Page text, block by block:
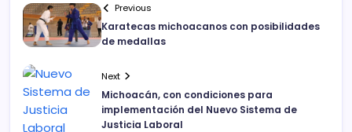
Previous
Karatecas michoacanos con posibilidades
de medallas
Next
Michoacán, con condiciones para
implementación del Nuevo Sistema de
Justicia Laboral